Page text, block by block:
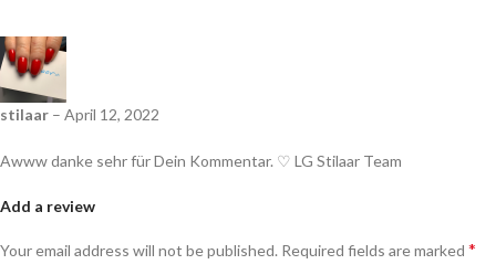
stilaar – April 12, 2022
Awww danke sehr für Dein Kommentar. ♡ LG Stilaar Team
Add a review
Your email address will not be published. Required fields are marked *